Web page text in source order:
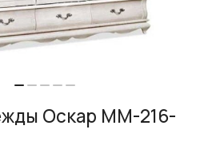
Оскар ММ-216-